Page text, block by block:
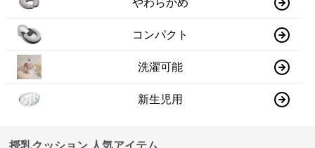
コンパクト
洗濯可能
新生児用
授乳クッション 人気アイテム